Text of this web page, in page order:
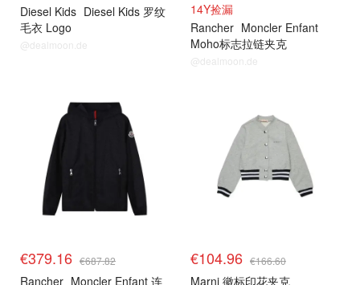
Diesel Kids Diesel Kids 罗纹
毛衣 Logo
@dealmoon.de
14Y捡漏
Rancher Moncler Enfant
Moho标志拉链夹克
@dealmoon.de
€379.16 €687.82
Rancher Moncler Enfant 连
€104.96 €166.60
Marni 徽标印花夹克